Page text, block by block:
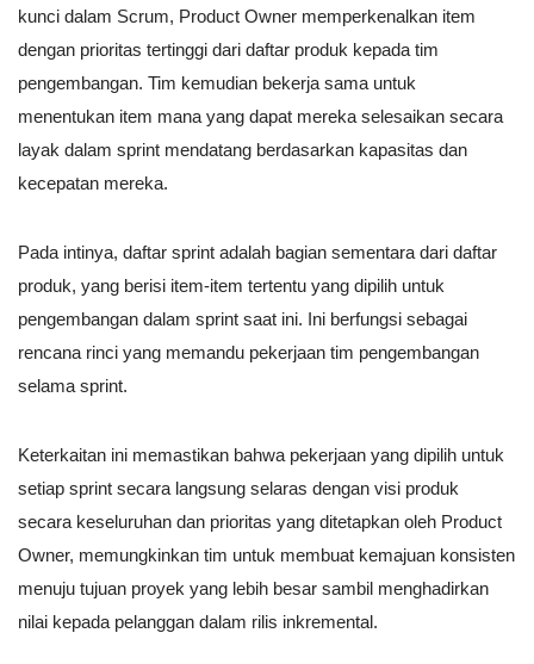
kunci dalam Scrum, Product Owner memperkenalkan item
dengan prioritas tertinggi dari daftar produk kepada tim
pengembangan. Tim kemudian bekerja sama untuk
menentukan item mana yang dapat mereka selesaikan secara
layak dalam sprint mendatang berdasarkan kapasitas dan
kecepatan mereka.
Pada intinya, daftar sprint adalah bagian sementara dari daftar
produk, yang berisi item-item tertentu yang dipilih untuk
pengembangan dalam sprint saat ini. Ini berfungsi sebagai
rencana rinci yang memandu pekerjaan tim pengembangan
selama sprint.
Keterkaitan ini memastikan bahwa pekerjaan yang dipilih untuk
setiap sprint secara langsung selaras dengan visi produk
secara keseluruhan dan prioritas yang ditetapkan oleh Product
Owner, memungkinkan tim untuk membuat kemajuan konsisten
menuju tujuan proyek yang lebih besar sambil menghadirkan
nilai kepada pelanggan dalam rilis inkremental.